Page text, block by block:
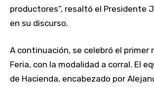
productores”, resaltó el Presidente
en su discurso.
A continuación, se celebró el primer
Feria, con la modalidad a corral. El
de Hacienda, encabezado por